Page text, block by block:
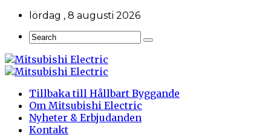
lördag , 8 augusti 2026
Tillbaka till Hållbart Byggande
Om Mitsubishi Electric
Nyheter & Erbjudanden
Kontakt